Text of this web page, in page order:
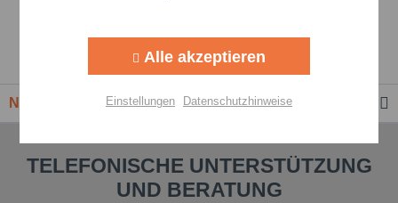
Premium-Händler
Newsletter
TELEFONISCHE UNTERSTÜTZUNG
UND BERATUNG
Personalisierung Aktiv
Einstellungen speichern
Alle akzeptieren
Einstellungen Datenschutzhinweise